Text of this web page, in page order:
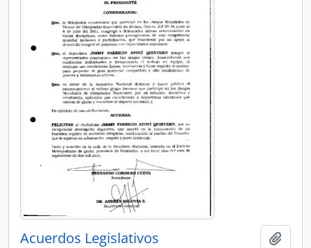
Acuerdos Legislativos